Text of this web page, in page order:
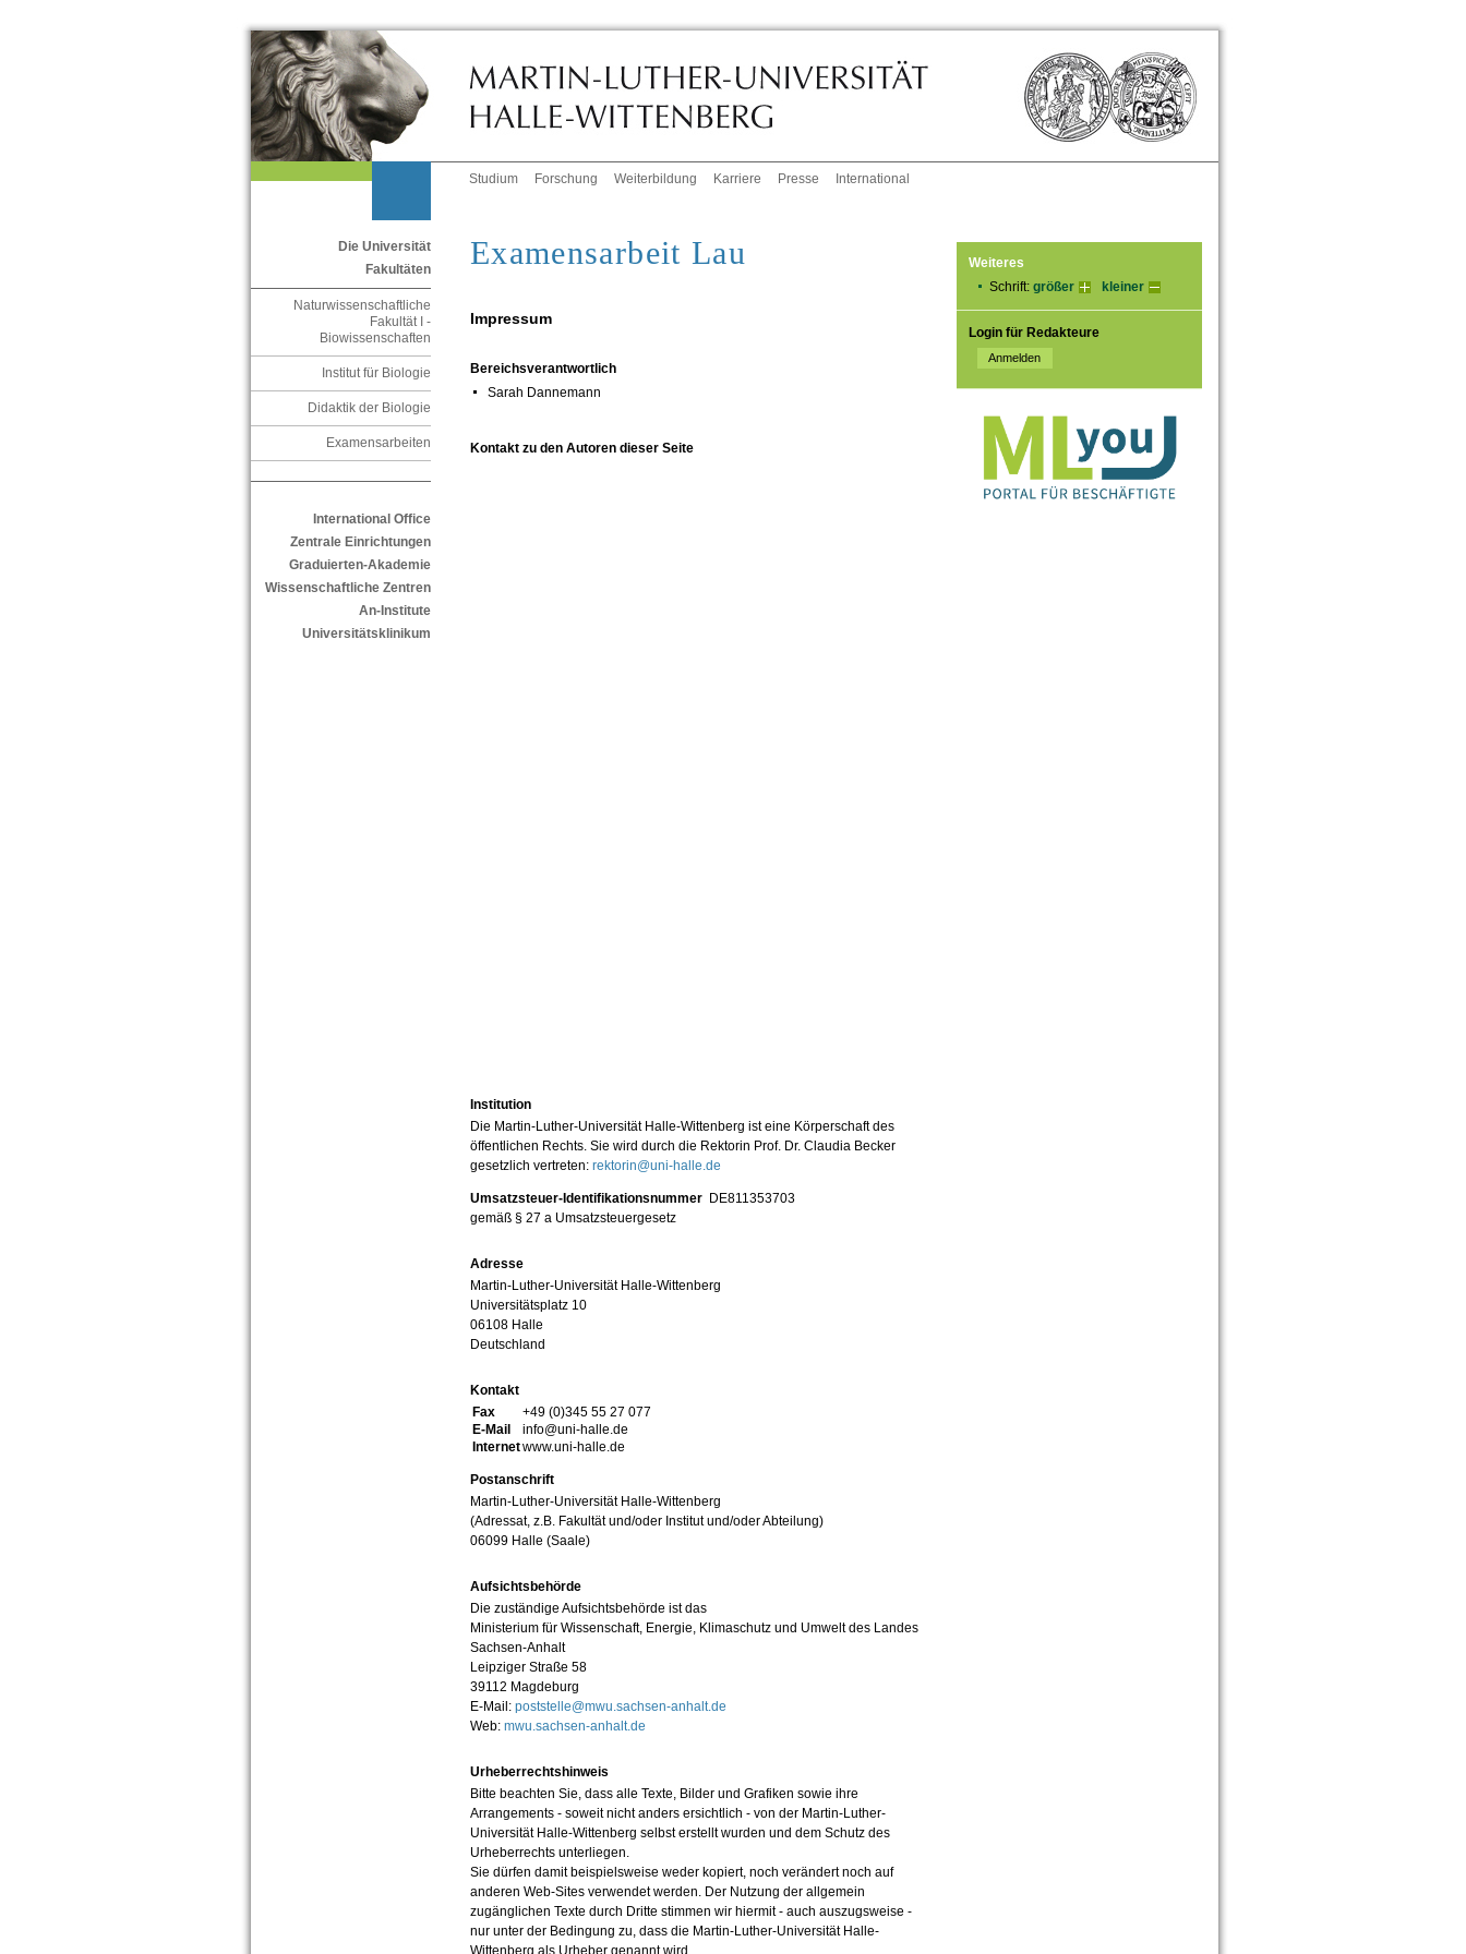
Studium Forschung Weiterbildung Karriere Presse International
Die Universität
Fakultäten
Naturwissenschaftliche
Fakultät I -
Biowissenschaften
Institut für Biologie
Didaktik der Biologie
Examensarbeiten
International Office
Zentrale Einrichtungen
Graduierten-Akademie
Wissenschaftliche Zentren
An-Institute
Universitätsklinikum
Weiteres
Schrift: größer kleiner
Login für Redakteure
Examensarbeit Lau
Impressum
Bereichsverantwortlich
Sarah Dannemann
Kontakt zu den Autoren dieser Seite
Institution
Die Martin-Luther-Universität Halle-Wittenberg ist eine Körperschaft des
öffentlichen Rechts. Sie wird durch die Rektorin Prof. Dr. Claudia Becker
gesetzlich vertreten: rektorin@uni-halle.de
Umsatzsteuer-Identifikationsnummer DE811353703
gemäß § 27 a Umsatzsteuergesetz
Adresse
Martin-Luther-Universität Halle-Wittenberg
Universitätsplatz 10
06108 Halle
Deutschland
Kontakt
Fax
+49 (0)345 55 27 077
E-Mail
info@uni-halle.de
Internetwww.uni-halle.de
Postanschrift
Martin-Luther-Universität Halle-Wittenberg
(Adressat, z.B. Fakultät und/oder Institut und/oder Abteilung)
06099 Halle (Saale)
Aufsichtsbehörde
Die zuständige Aufsichtsbehörde ist das
Ministerium für Wissenschaft, Energie, Klimaschutz und Umwelt des Landes
Sachsen-Anhalt
Leipziger Straße 58
39112 Magdeburg
E-Mail: poststelle@mwu.sachsen-anhalt.de
Web: mwu.sachsen-anhalt.de
Urheberrechtshinweis
Bitte beachten Sie, dass alle Texte, Bilder und Grafiken sowie ihre
Arrangements - soweit nicht anders ersichtlich - von der Martin-Luther-
Universität Halle-Wittenberg selbst erstellt wurden und dem Schutz des
Urheberrechts unterliegen.
Sie dürfen damit beispielsweise weder kopiert, noch verändert noch auf
anderen Web-Sites verwendet werden. Der Nutzung der allgemein
zugänglichen Texte durch Dritte stimmen wir hiermit - auch auszugsweise -
nur unter der Bedingung zu, dass die Martin-Luther-Universität Halle-